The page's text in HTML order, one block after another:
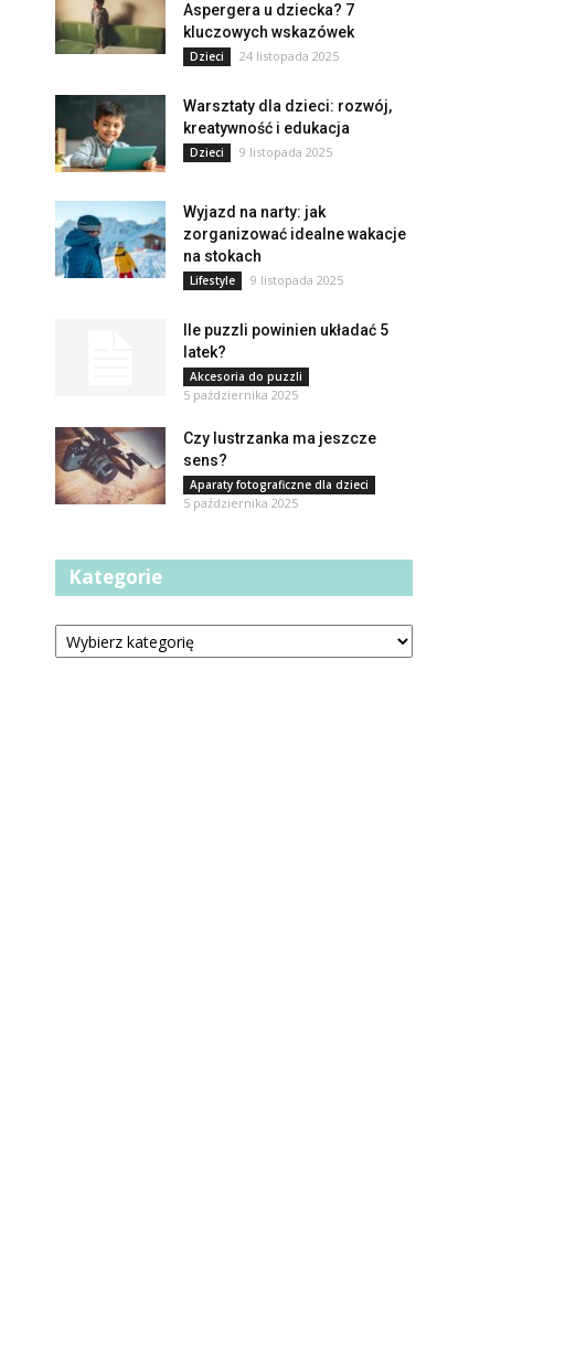
Aspergera u dziecka? 7
kluczowych wskazówek
Dzieci 24 listopada 2025
Warsztaty dla dzieci: rozwój,
kreatywność i edukacja
Dzieci 9 listopada 2025
Wyjazd na narty: jak
zorganizować idealne wakacje
na stokach
Lifestyle 9 listopada 2025
Ile puzzli powinien układać 5
latek?
Akcesoria do puzzli
5 października 2025
Czy lustrzanka ma jeszcze
sens?
Aparaty fotograficzne dla dzieci
5 października 2025
Kategorie
Kategorie